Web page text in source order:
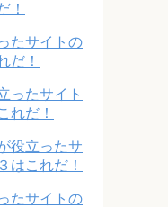
！
たサイトの
だ！
ったサイト
れだ！
役立ったサ
はこれだ！
たサイトの